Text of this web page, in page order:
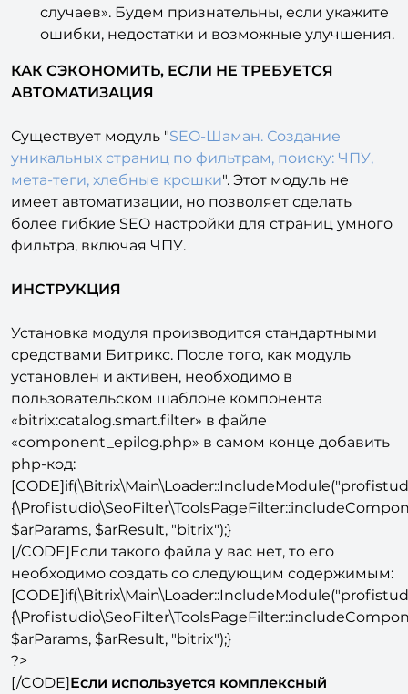
случаев». Будем признательны, если укажите
ошибки, недостатки и возможные улучшения.
КАК СЭКОНОМИТЬ, ЕСЛИ НЕ ТРЕБУЕТСЯ
АВТОМАТИЗАЦИЯ
Существует модуль "SEO-Шаман. Создание
уникальных страниц по фильтрам, поиску: ЧПУ,
мета-теги, хлебные крошки". Этот модуль не
имеет автоматизации, но позволяет сделать
более гибкие SEO настройки для страниц умного
фильтра, включая ЧПУ.
ИНСТРУКЦИЯ
Установка модуля производится стандартными
средствами Битрикс. После того, как модуль
установлен и активен, необходимо в
пользовательском шаблоне компонента
«bitrix:catalog.smart.filter» в файле
«component_epilog.php» в самом конце добавить
php-код:
$arParams, $arResult, "bitrix");}
[/CODE]Если такого файла у вас нет, то его
необходимо создать со следующим содержимым:
[CODE]
$arParams, $arResult, "bitrix");}
?>
[/CODE]Если используется комплексный